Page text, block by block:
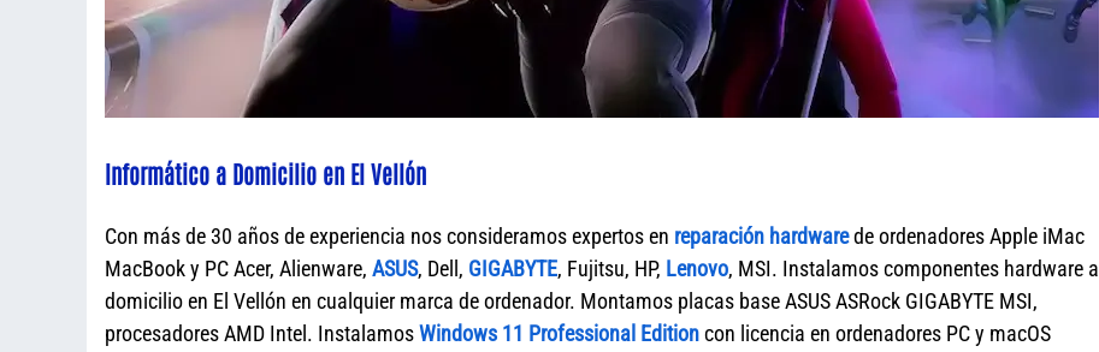
Informático a Domicilio en El Vellón
Con más de 30 años de experiencia nos consideramos expertos en reparación hardwarede ordenadores Apple iMac
MacBook y PC Acer, Alienware, ASUS, Dell, GIGABYTE, Fujitsu, HP, Lenovo, MSI. Instalamos componentes hardware a
domicilio en El Vellón en cualquier marca de ordenador. Montamos placas base ASUS ASRock GIGABYTE MSI,
procesadores AMD Intel. InstalamosWindows 11 Professional Editioncon licencia en ordenadores PC y macOS